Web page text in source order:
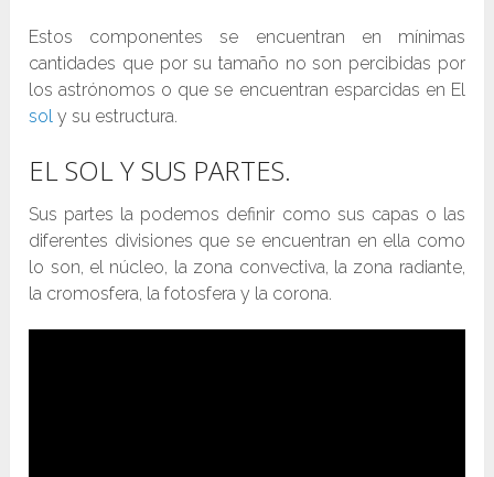
Estos componentes se encuentran en mínimas
cantidades que por su tamaño no son percibidas por
los astrónomos o que se encuentran esparcidas en El
sol y su estructura.
EL SOL Y SUS PARTES.
Sus partes la podemos definir como sus capas o las
diferentes divisiones que se encuentran en ella como
lo son, el núcleo, la zona convectiva, la zona radiante,
la cromosfera, la fotosfera y la corona.